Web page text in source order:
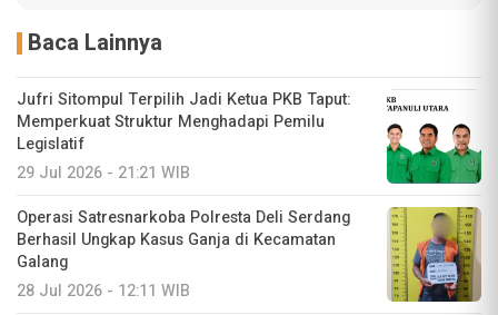
Baca Lainnya
Jufri Sitompul Terpilih Jadi Ketua PKB Taput:
Memperkuat Struktur Menghadapi Pemilu
Legislatif
29 Jul 2026 - 21:21 WIB
Operasi Satresnarkoba Polresta Deli Serdang
Berhasil Ungkap Kasus Ganja di Kecamatan
Galang
28 Jul 2026 - 12:11 WIB